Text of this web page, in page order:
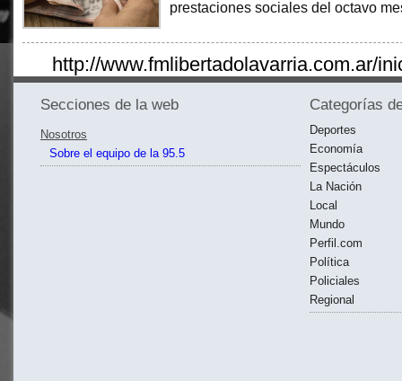
prestaciones sociales del octavo
http://www.fmlibertadolavarria.com.ar/
Secciones de la web
Nosotros
Sobre el equipo de la 95.5
Categorías
Deportes
Economía
Espectáculos
La Nación
Local
Mundo
Perfil.com
Política
Policiales
Regional